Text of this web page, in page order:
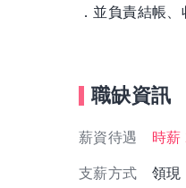
．並負責結帳、
職缺資訊
薪資待遇 時薪
支薪方式 領現